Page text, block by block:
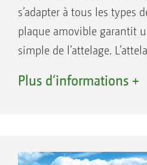
s’adapter à tous les types
plaque amovible garantit
simple de l’attelage.
rapidement de catégorie
Plus d‘informations +